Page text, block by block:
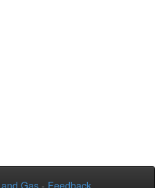
Gas - Feedback